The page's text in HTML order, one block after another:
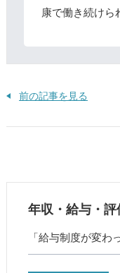
康で働き続けら
前の記事を見る
年収・給与・評
「給与制度が変わ